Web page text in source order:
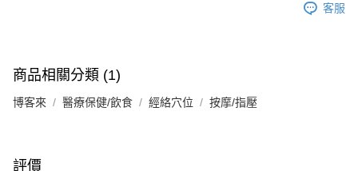
客服
商品相關分類 (1)
博客來 醫療保健/飲食 經絡穴位 按摩/指壓
評價